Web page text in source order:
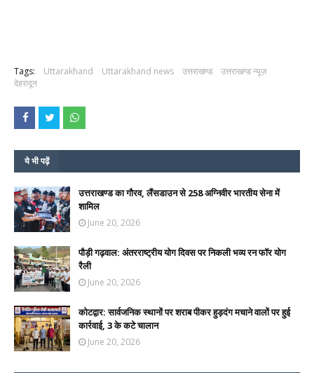
Tags: Uttarakhand Uttarakhand news उत्तराखण्ड
उत्तराखण्ड न्यूज़
देहरादून
ये भी पढ़ें
उत्तराखण्ड का गौरव, लैंसडाउन से 258 अग्निवीर भारतीय सेना में
शामिल
June 20, 2026
पौड़ी गढ़वाल: अंतरराष्ट्रीय योग दिवस पर निकली भव्य रन फॉर योग
रैली
June 20, 2026
कोटद्वार: सार्वजनिक स्थानों पर शराब पीकर हुड़दंग मचाने वालों पर हुई
कार्रवाई, 3 के कटे चालान
June 20, 2026